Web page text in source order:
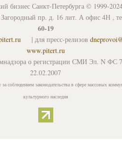
бизнес Санкт-Петербурга © 1999-
Загородный пр. д. 16 лит. А офис 4Н ,
60-19
| для пресс-релизов
www.pitert.ru
о регистрации СМИ Эл. N ФС
22.02.2007
соблюдением законодательства в сфере массовых
культурного наследия